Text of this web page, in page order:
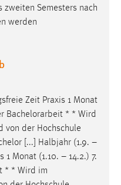
Semesters nach
werden
Zeit Praxis 1 Monat
Bachelorarbeit * * Wird
von der Hochschule
[...] Halbjahr (1.9. –
Monat (1.10. – 14.2.) 7.
* * Wird im